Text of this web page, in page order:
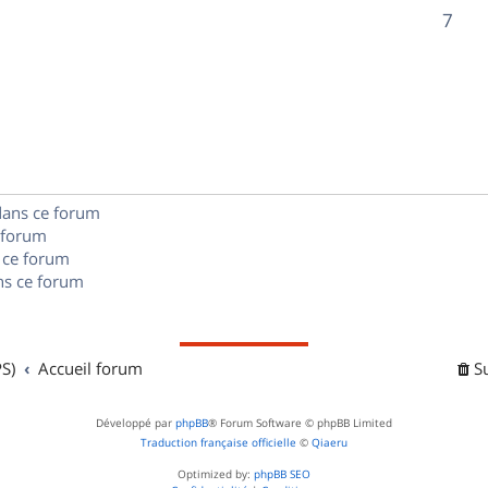
s
o
e
7R
ce forum
forum
ce forum
Accueil forum
Développé par phpBB® Forum Software © phpBB Limited
Traduction française officielle © Qiaeru
Optimized by: phpBB SEO